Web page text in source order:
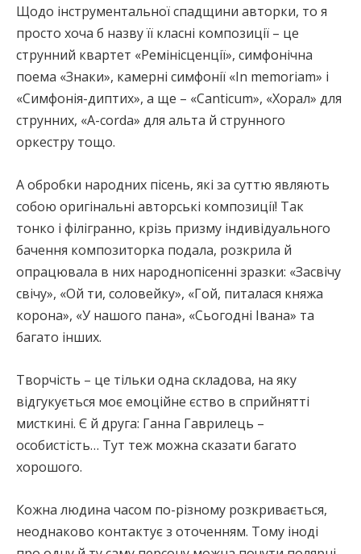
Щодо інструментальної спадщини авторки, то я
просто хоча б назву її класні композиції – це
струнний квартет «Ремінісценції», симфонічна
поема «Знаки», камерні симфонії «In memoriam» і
«Симфонія-диптих», а ще – «Canticum», «Хорал» для
струнних, «А-соrda» для альта й струнного
оркестру тощо.
А обробки народних пісень, які за суттю являють
собою оригінальні авторські композиції! Так
тонко і філігранно, крізь призму індивідуального
бачення композиторка подала, розкрила й
опрацювала в них народнопісенні зразки: «Засвічу
свічу», «Ой ти, соловейку», «Гой, питалася княжа
корона», «У нашого пана», «Сьогодні Івана» та
багато інших.
Творчість – це тільки одна складова, на яку
відгукується моє емоційне єство в сприйнятті
мисткині. Є й друга: Ганна Гаврилець –
особистість… Тут теж можна сказати багато
хорошого.
Кожна людина часом по-різному розкривається,
неоднаково контактує з оточенням. Тому іноді